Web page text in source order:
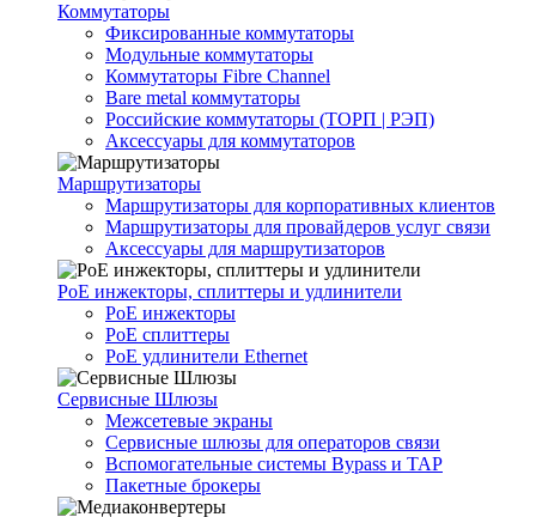
Коммутаторы
Фиксированные коммутаторы
Модульные коммутаторы
Коммутаторы Fibre Channel
Bare metal коммутаторы
Российские коммутаторы (ТОРП | РЭП)
Аксессуары для коммутаторов
Маршрутизаторы
Маршрутизаторы для корпоративных клиентов
Маршрутизаторы для провайдеров услуг связи
Аксессуары для маршрутизаторов
PoE инжекторы, сплиттеры и удлинители
PoE инжекторы
PoE сплиттеры
PoE удлинители Ethernet
Сервисные Шлюзы
Межсетевые экраны
Сервисные шлюзы для операторов связи
Вспомогательные системы Bypass и TAP
Пакетные брокеры